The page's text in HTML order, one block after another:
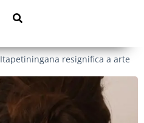
Itapetiningana resignifica a arte